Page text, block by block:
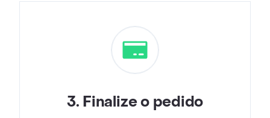
3. Finalize o pedido